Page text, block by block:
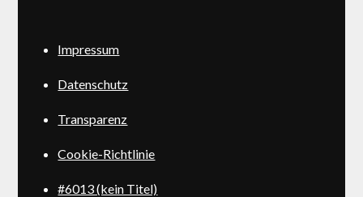
Impressum
Datenschutz
Transparenz
Cookie-Richtlinie
#6013 (kein Titel)